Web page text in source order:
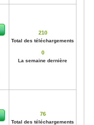
210
Total des téléchargements
0
La semaine dernière
76
Total des téléchargements